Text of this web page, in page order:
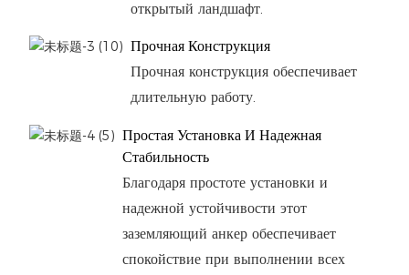
открытый ландшафт.
Прочная Конструкция
Прочная конструкция обеспечивает
длительную работу.
Простая Установка И Надежная
Стабильность
Благодаря простоте установки и
надежной устойчивости этот
заземляющий анкер обеспечивает
спокойствие при выполнении всех